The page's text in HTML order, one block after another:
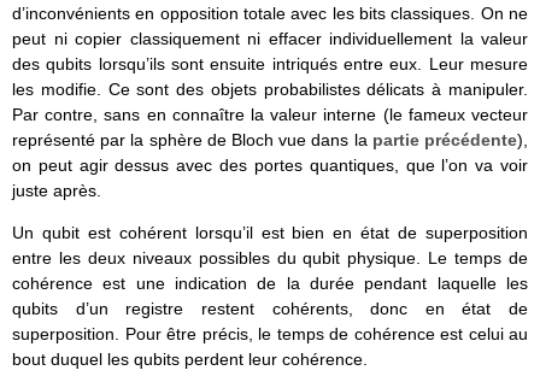
d’inconvénients en opposition totale avec les bits classiques. On ne
peut ni copier classiquement ni effacer individuellement la valeur
des qubits lorsqu’ils sont ensuite intriqués entre eux. Leur mesure
les modifie. Ce sont des objets probabilistes délicats à manipuler.
Par contre, sans en connaître la valeur interne (le fameux vecteur
représenté par la sphère de Bloch vue dans la partie précédente),
on peut agir dessus avec des portes quantiques, que l’on va voir
juste après.
Un qubit est cohérent lorsqu’il est bien en état de superposition
entre les deux niveaux possibles du qubit physique. Le temps de
cohérence est une indication de la durée pendant laquelle les
qubits d’un registre restent cohérents, donc en état de
superposition. Pour être précis, le temps de cohérence est celui au
bout duquel les qubits perdent leur cohérence.